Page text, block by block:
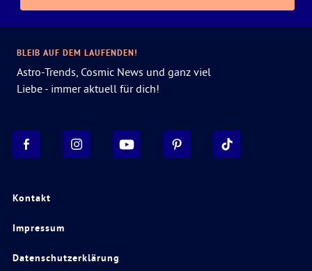
Kontakt
Impressum
Datenschutzerklärung
BLEIB AUF DEM LAUFENDEN!
Astro-Trends, Cosmic News und ganz viel
Liebe - immer aktuell für dich!